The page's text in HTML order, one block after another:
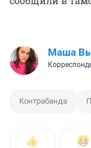
Маша
Контрабанда